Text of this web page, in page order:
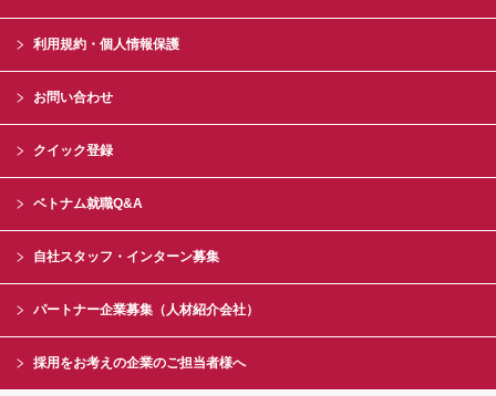
利用規約・個人情報保護
お問い合わせ
クイック登録
ベトナム就職Q&A
自社スタッフ・インターン募集
パートナー企業募集（人材紹介会社）
採用をお考えの企業のご担当者様へ